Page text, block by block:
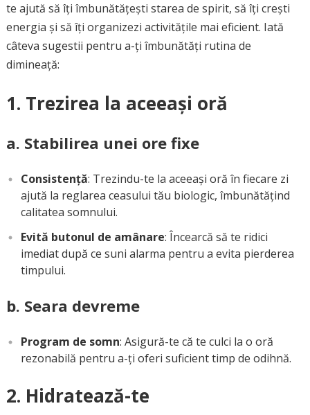
te ajută să îți îmbunătățești starea de spirit, să îți crești
energia și să îți organizezi activitățile mai eficient. Iată
câteva sugestii pentru a-ți îmbunătăți rutina de
dimineață:
1. Trezirea la aceeași oră
a. Stabilirea unei ore fixe
Consistență: Trezindu-te la aceeași oră în fiecare zi
ajută la reglarea ceasului tău biologic, îmbunătățind
calitatea somnului.
Evită butonul de amânare: Încearcă să te ridici
imediat după ce suni alarma pentru a evita pierderea
timpului.
b. Seara devreme
Program de somn: Asigură-te că te culci la o oră
rezonabilă pentru a-ți oferi suficient timp de odihnă.
2. Hidratează-te